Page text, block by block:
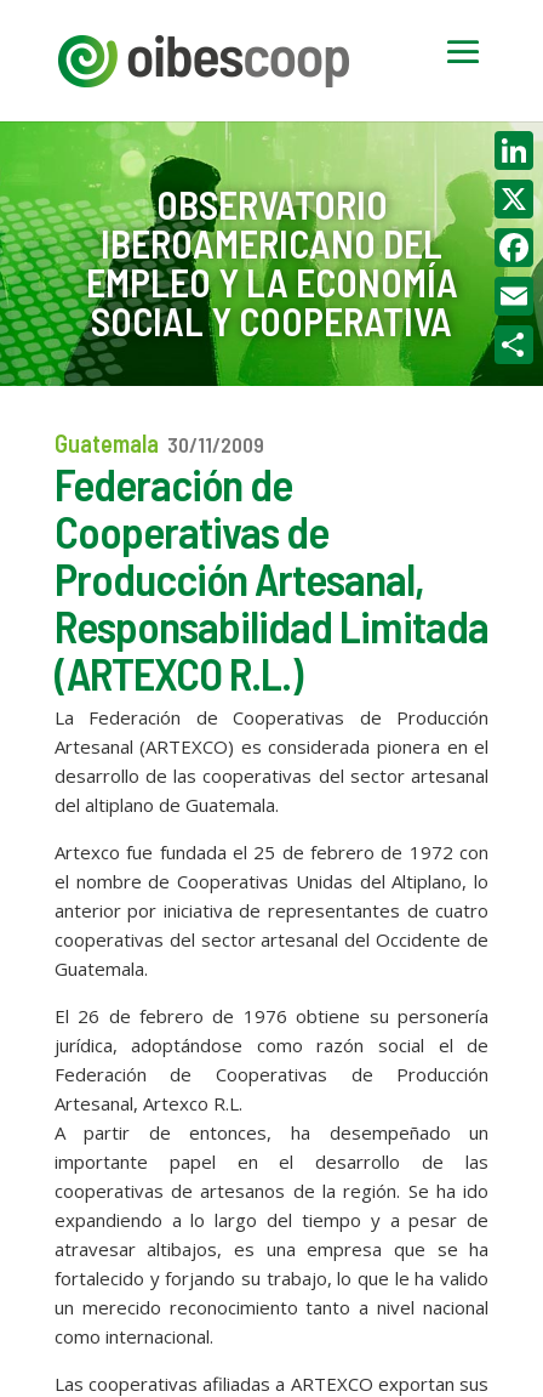
OBSERVATORIO
IBEROAMERICANO DEL
EMPLEO Y LA ECONOMÍA
SOCIAL Y COOPERATIVA
Guatemala 30/11/2009
Federación de
Cooperativas de
Producción Artesanal,
Responsabilidad Limitada
(ARTEXCO R.L.)
La Federación de Cooperativas de Producción
Artesanal (ARTEXCO) es considerada pionera en el
desarrollo de las cooperativas del sector artesanal
del altiplano de Guatemala.
Artexco fue fundada el 25 de febrero de 1972 con
el nombre de Cooperativas Unidas del Altiplano, lo
anterior por iniciativa de representantes de cuatro
cooperativas del sector artesanal del Occidente de
Guatemala.
El 26 de febrero de 1976 obtiene su personería
jurídica, adoptándose como razón social el de
Federación de Cooperativas de Producción
Artesanal, Artexco R.L.
A partir de entonces, ha desempeñado un
importante papel en el desarrollo de las
cooperativas de artesanos de la región. Se ha ido
expandiendo a lo largo del tiempo y a pesar de
atravesar altibajos, es una empresa que se ha
fortalecido y forjando su trabajo, lo que le ha valido
un merecido reconocimiento tanto a nivel nacional
como internacional.
Las cooperativas afiliadas a ARTEXCO exportan sus
X
Email